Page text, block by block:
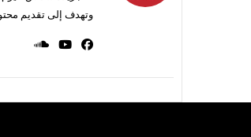
وتهدف إلى تقديم